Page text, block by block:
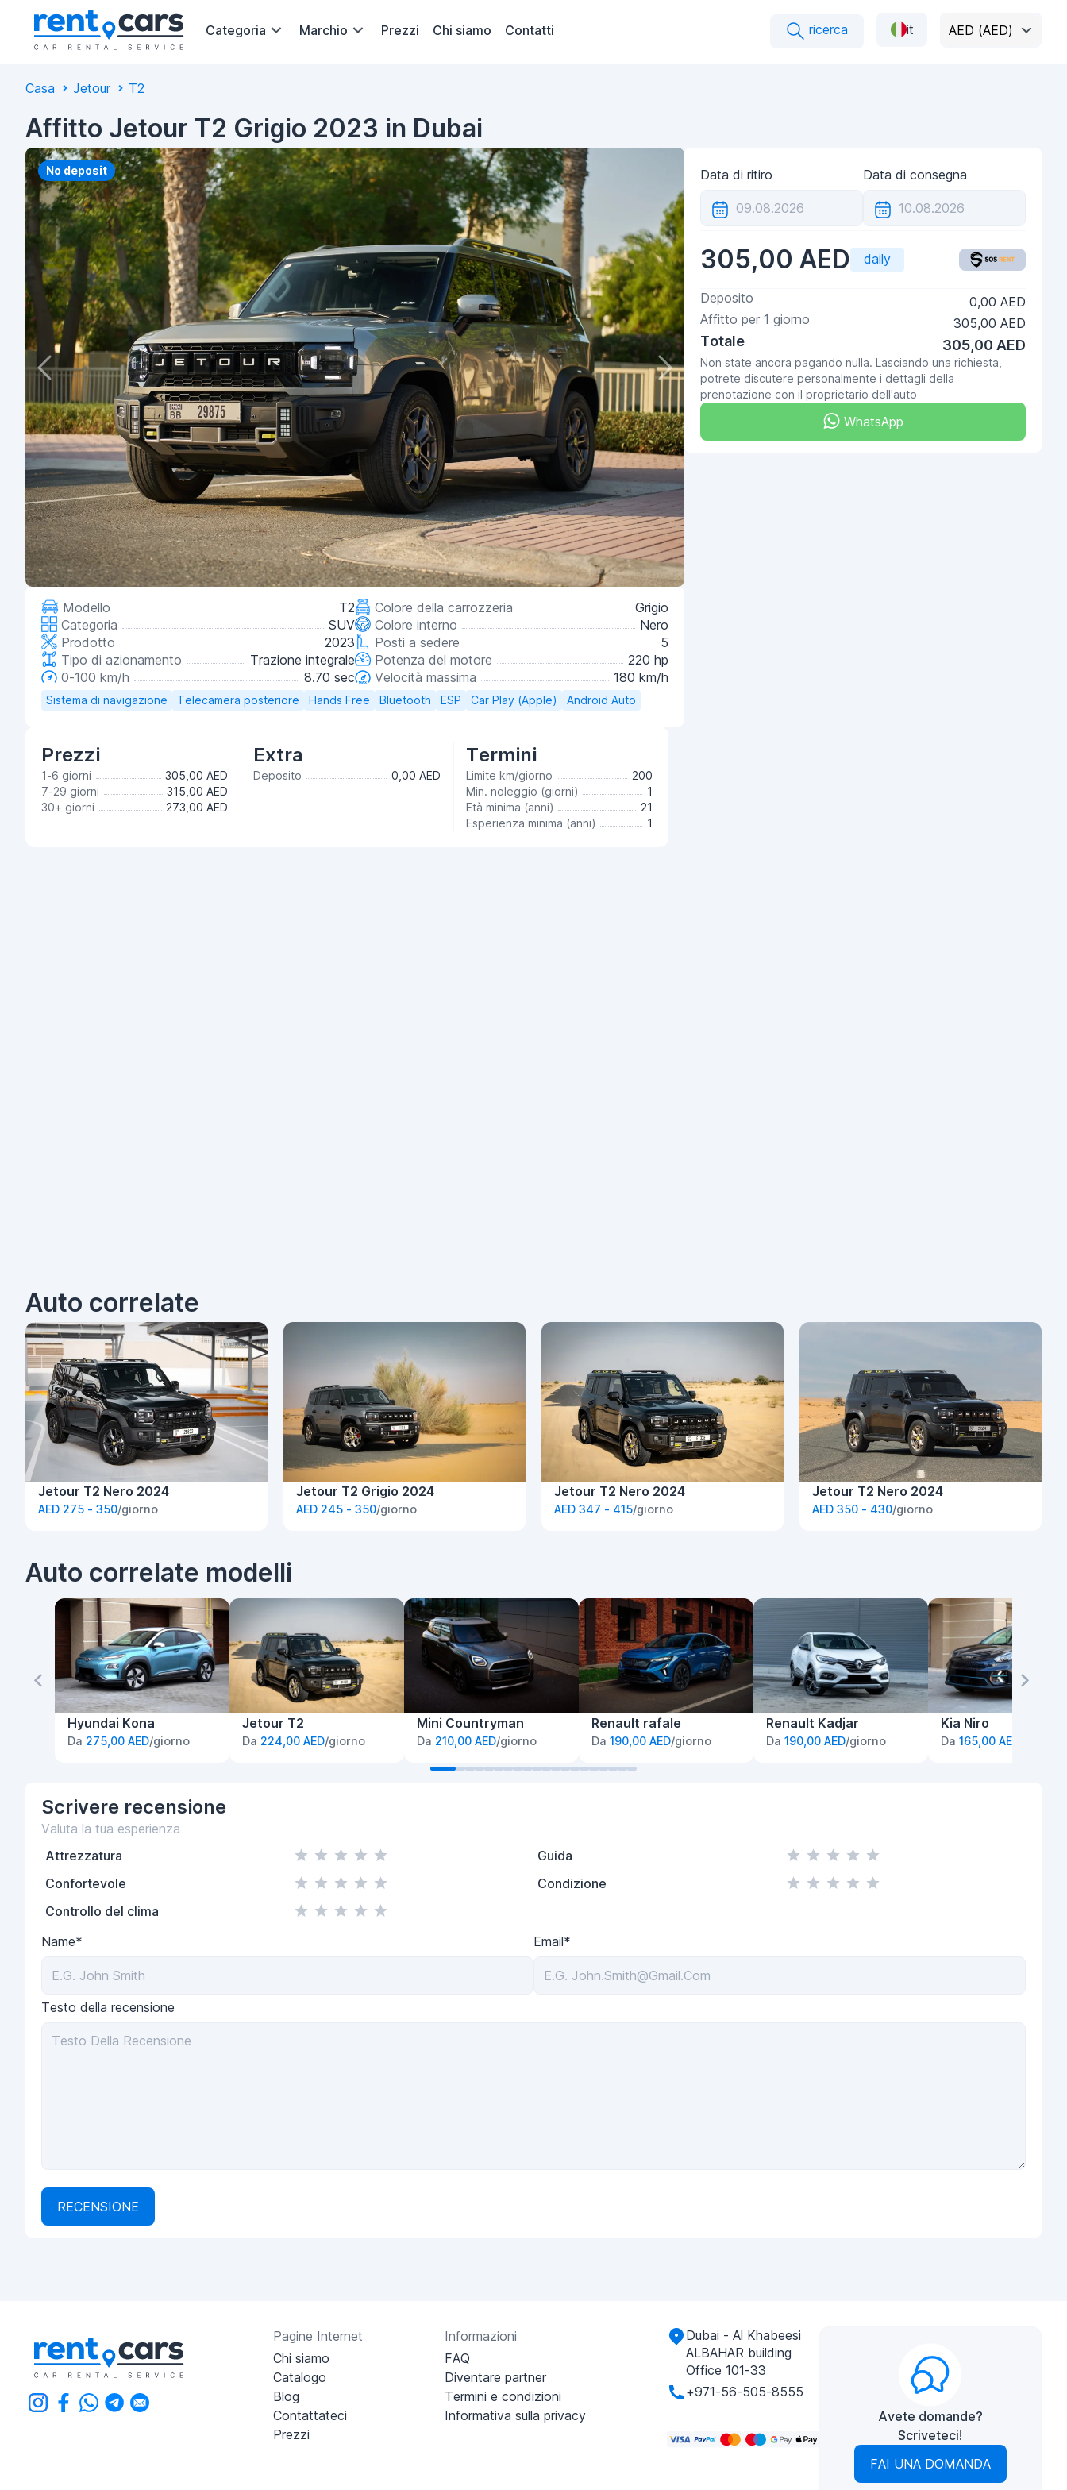
Categoria Marchio Prezzi Chi siamo Contatti ricerca it AED (AED)
Casa Jetour T2
Affitto Jetour T2 Grigio 2023 in Dubai
No deposit
Modello
T2
Categoria
SUV
Prodotto
2023
Tipo di azionamento
Trazione integrale
0-100 km/h
8.70 sec
Colore della carrozzeria
Grigio
Colore interno
Nero
Posti a sedere
5
Potenza del motore
220 hp
Velocità massima
180 km/h
Sistema di navigazione Telecamera posteriore Hands Free Bluetooth ESP Car Play (Apple) Android Auto
Prezzi
1-6 giorni
305,00 AED
7-29 giorni
315,00 AED
30+ giorni
273,00 AED
Extra
Deposito 0,00 AED
Termini
Limite km/giorno
200
Min. noleggio (giorni)
1
Età minima (anni)
21
Esperienza minima (anni)
1
Data di ritiro Data di consegna
305,00 AED daily
Deposito
0,00 AED
Affitto per 1 giorno 305,00 AED
Totale 305,00 AED
Non state ancora pagando nulla. Lasciando una richiesta,
potrete discutere personalmente i dettagli della
prenotazione con il proprietario dell'auto
WhatsApp
Auto correlate
Jetour T2 Nero 2024
AED 275 - 350/giorno
Jetour T2 Grigio 2024
AED 245 - 350/giorno
Jetour T2 Nero 2024
AED 347 - 415/giorno
Jetour T2 Nero 2024
AED 350 - 430/giorno
Auto correlate modelli
Hyundai Kona
Da 275,00 AED/giorno
Jetour T2
Da 224,00 AED/giorno
Mini Countryman
Da 210,00 AED/giorno
Renault rafale
Da 190,00 AED/giorno
Renault Kadjar
Da 190,00 AED/giorno
Kia Niro
Da 165,00 AED
Scrivere recensione
Valuta la tua esperienza
Attrezzatura
Confortevole
Controllo del clima
Guida
Condizione
Name* Email*
Testo della recensione
RECENSIONE
Pagine Internet
Chi siamo
Catalogo
Blog
Contattateci
Prezzi
Informazioni
FAQ
Diventare partner
Termini e condizioni
Informativa sulla privacy
Dubai - Al Khabeesi
ALBAHAR building
Office 101-33
+971-56-505-8555
Avete domande?
Scriveteci!
FAI UNA DOMANDA